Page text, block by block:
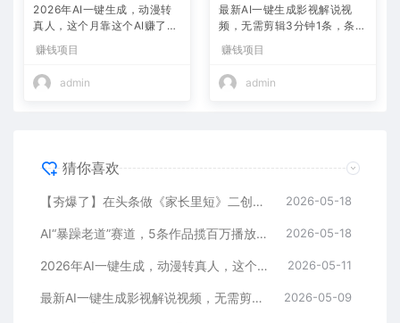
2026年AI一键生成，动漫转
真人，这个月靠这个AI赚了2
赚钱项目
admin
最新AI一键生成影视解说视
频，无需剪辑3分钟1条，条条
+
赚钱项目
admin
猜你喜欢
【夯爆了】在头条做《家长里短》二创小故事，这个月收益2w+ 2026-05-18
AI“暴躁老道”赛道，5条作品揽百万播放！（附变现全攻略） 2026-05-18
2026年AI一键生成，动漫转真人，这个月靠这个AI赚了2W+ 2026-05-11
最新AI一键生成影视解说视频，无需剪辑3分钟1条，条条爆款，多平台变现日入2000+ 2026-05-09